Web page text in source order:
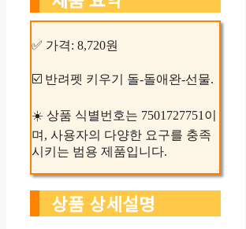
✅ 가격: 8,720원
☑️ 반려펫 키우기 돌-돌애완-선물.
☀️ 상품 식별번호는 7501727751이
며, 사용자의 다양한 요구를 충족
시키는 범용 제품입니다.
상품 상세설명